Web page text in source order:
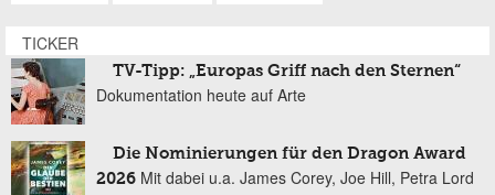
TICKER
TV-Tipp: „Europas Griff nach den Sternen“
Dokumentation heute auf Arte
Die Nominierungen für den Dragon Award
2026 Mit dabei u.a. James Corey, Joe Hill, Petra Lord